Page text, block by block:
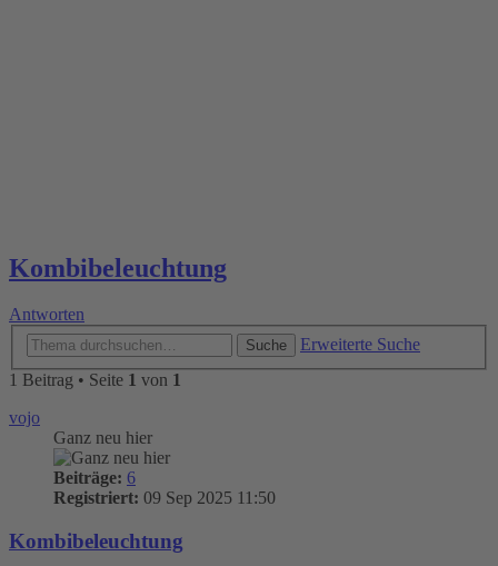
Kombibeleuchtung
Antworten
Suche
Erweiterte Suche
1 Beitrag • Seite 1 von 1
vojo
Ganz neu hier
Beiträge: 6
Registriert: 09 Sep 2025 11:50
Kombibeleuchtung